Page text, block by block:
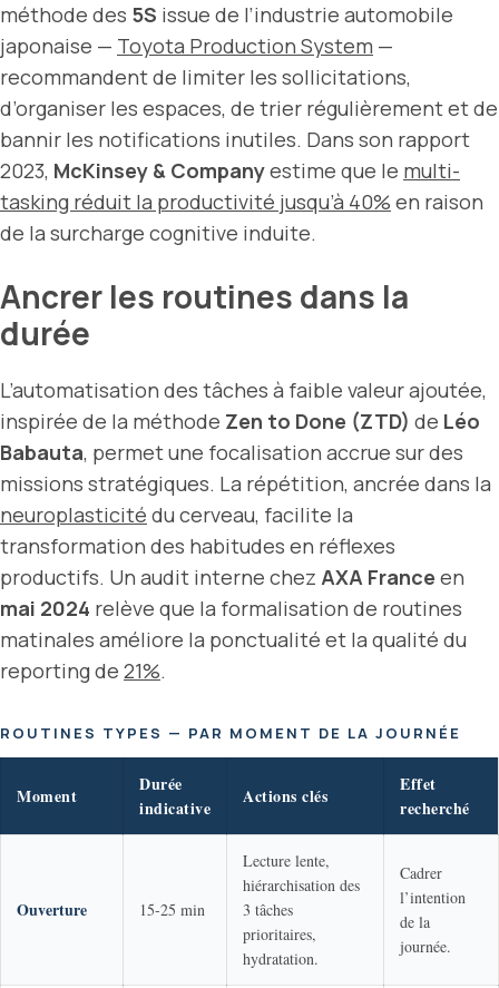
méthode des 5S issue de l’industrie automobile
japonaise — Toyota Production System —
recommandent de limiter les sollicitations,
d’organiser les espaces, de trier régulièrement et de
bannir les notifications inutiles. Dans son rapport
2023, McKinsey & Companyestime que le multi-
tasking réduit la productivité jusqu’à 40% en raison
de la surcharge cognitive induite.
Ancrer les routines dans la
durée
L’automatisation des tâches à faible valeur ajoutée,
inspirée de la méthode Zen to Done (ZTD) de Léo
Babauta, permet une focalisation accrue sur des
missions stratégiques. La répétition, ancrée dans la
neuroplasticité du cerveau, facilite la
transformation des habitudes en réflexes
productifs. Un audit interne chez AXA France en
mai 2024 relève que la formalisation de routines
matinales améliore la ponctualité et la qualité du
reporting de 21%.
ROUTINES TYPES — PAR MOMENT DE LA JOURNÉE
Moment
Durée
indicative
Actions clés
Effet
recherché
Ouverture 15-25 min
Lecture lente,
hiérarchisation des
3 tâches
prioritaires,
hydratation.
Cadrer
l’intention
de la
journée.